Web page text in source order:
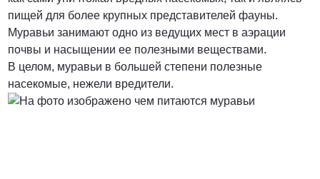
пищей для более крупных представителей фауны.
Муравьи занимают одно из ведущих мест в аэрации
почвы и насыщении ее полезными веществами.
В целом, муравьи в большей степени полезные
насекомые, нежели вредители.